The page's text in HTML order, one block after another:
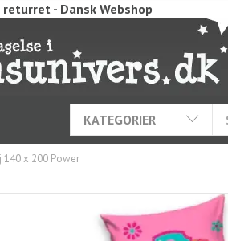
- Dansk Webshop
KATEGORIER
140 x 200 Power